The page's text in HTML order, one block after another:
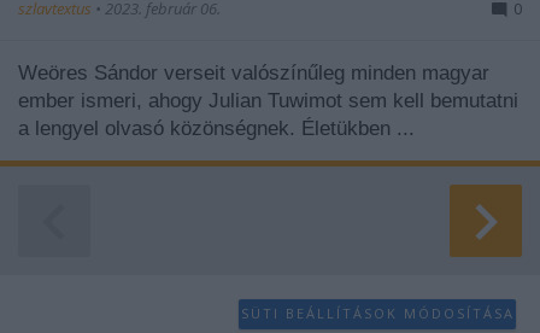
szlavtextus • 2023. február 06. 0
Weöres Sándor verseit valószínűleg minden magyar
ember ismeri, ahogy Julian Tuwimot sem kell bemutatni
a lengyel olvasó közönségnek. Életükben ...
SÜTI BEÁLLÍTÁSOK MÓDOSÍTÁSA